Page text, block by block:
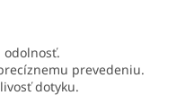
prevedeniu.
dotyku.